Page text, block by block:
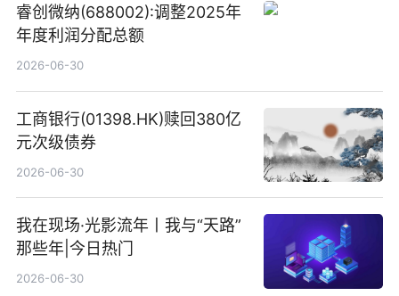
睿创微纳(688002):调整2025年
年度利润分配总额
2026-06-30
工商银行(01398.HK)赎回380亿
元次级债券
2026-06-30
我在现场·光影流年丨我与“天路”
那些年|今日热门
2026-06-30